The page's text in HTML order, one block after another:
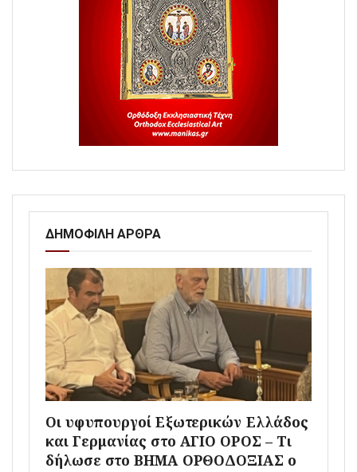
ΔΗΜΟΦΙΛΗ ΑΡΘΡΑ
Οι υφυπουργοί Εξωτερικών Ελλάδος
και Γερμανίας στο ΑΓΙΟ ΟΡΟΣ – Τι
δήλωσε στο ΒΗΜΑ ΟΡΘΟΔΟΞΙΑΣ ο